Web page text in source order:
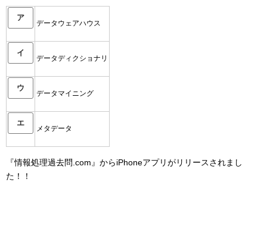
ア
データウェアハウス
イ
データディクショナリ
ウ
データマイニング
エ
メタデータ
『情報処理過去問.com』からiPhoneアプリがリリースされまし
た！！